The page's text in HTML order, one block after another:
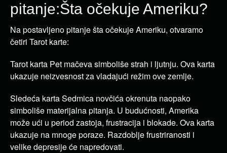
pitanje:Šta očekuje Ameriku?
Na postavljeno pitanje šta očekuje Ameriku, otvaramo
četiri Tarot karte:
Tarot karta Pet mačeva simboliše strah i ljutnju. Ova karta
ukazuje neizvesnost za vladajući režim ove zemlje.
Sledeća karta Sedmica novčića okrenuta naopako
simboliše materijalna pitanja. U budućnosti, Amerika
može ući u period zastoja, frustracija i blokade. Ova karta
ukazuje na mnoge poraze. Razdoblje frustriranosti i
velike depresije će napredovati.